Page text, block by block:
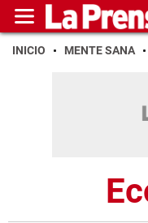
INICIO MENTE SANA